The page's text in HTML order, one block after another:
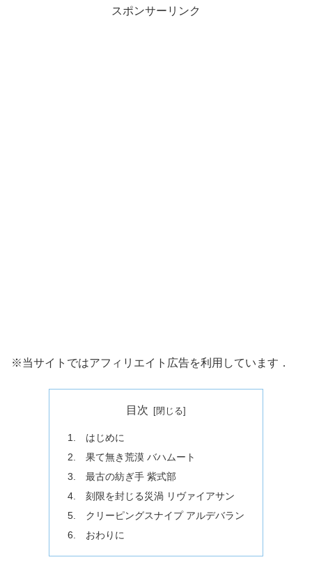
スポンサーリンク
※当サイトではアフィリエイト広告を利用しています．
目次
1. はじめに
2. 果て無き荒漠 バハムート
3. 最古の紡ぎ手 紫式部
4. 刻限を封じる災渦 リヴァイアサン
5. クリーピングスナイプ アルデバラン
6. おわりに